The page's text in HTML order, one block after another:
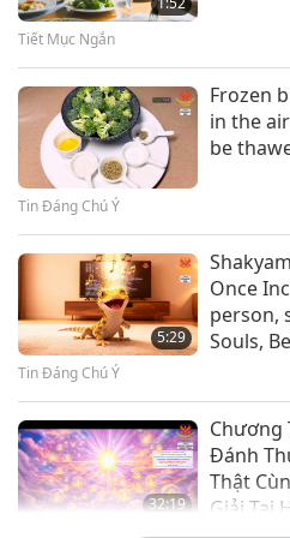
“Thế
Vật”:
Thức
Ta:
chay),
Tiết Mục Ngắn
Frozen
in the
be
Tin Đáng Chú Ý
5:29
Once
person,
Souls,
Tin Đáng Chú Ý
32:19
Chương
Đánh
Thật
Giải Tai